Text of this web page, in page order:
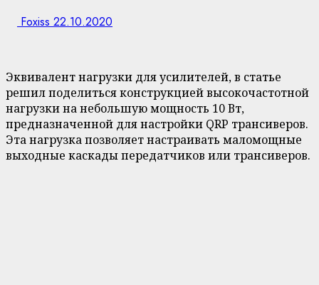
Foxiss 22.10.2020
Эквивалент нагрузки для усилителей, в статье
решил поделиться конструкцией высокочастотной
нагрузки на небольшую мощность 10 Вт,
предназначенной для настройки QRP трансиверов.
Эта нагрузка позволяет настраивать маломощные
выходные каскады передатчиков или трансиверов.